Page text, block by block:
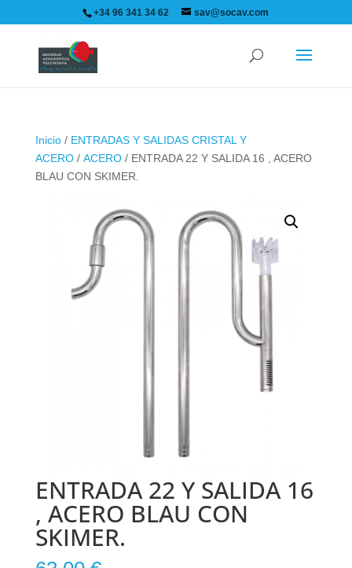
+34 96 341 34 62 sav@socav.com
Inicio/ ENTRADAS Y SALIDAS CRISTAL Y
ACERO/ ACERO/ ENTRADA 22 Y SALIDA 16 , ACERO
BLAU CON SKIMER.
ENTRADA 22 Y SALIDA 16
, ACERO BLAU CON
SKIMER.